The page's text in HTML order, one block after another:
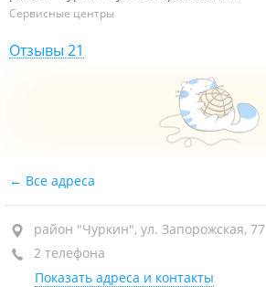
Сервисные центры
Отзывы 21
Все адреса
район "Чуркин", ул. Запорожская, 77
2 телефона
Показать адреса и контакты